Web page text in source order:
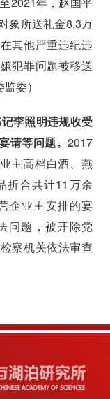
象所送礼金8.3万
其他严重违纪违
犯罪问题被移送
委）
李照明违规收受
请等问题。 2017
主高档白酒、燕
折合共计11 万余
企业主安排的宴
问题，被开除党
察机关依法审查